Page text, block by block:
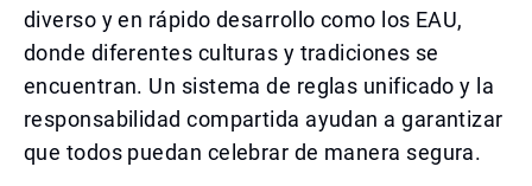
diverso y en rápido desarrollo como los EAU,
donde diferentes culturas y tradiciones se
encuentran. Un sistema de reglas unificado y la
responsabilidad compartida ayudan a garantizar
que todos puedan celebrar de manera segura.